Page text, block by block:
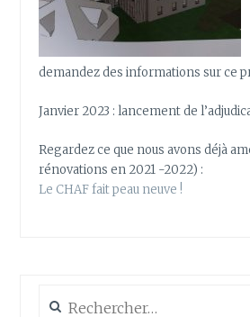
demandez des informations sur ce
Janvier 2023 : lancement de
Regardez ce que nous avons déjà
rénovations en 2021 -2022) :
Le CHAF fait peau neuve !